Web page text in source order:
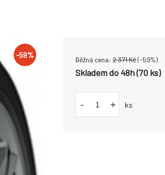
-59%
Běžná cena: 2 371Kč(-59%)
Skladem do 48h (70 ks)
- + ks